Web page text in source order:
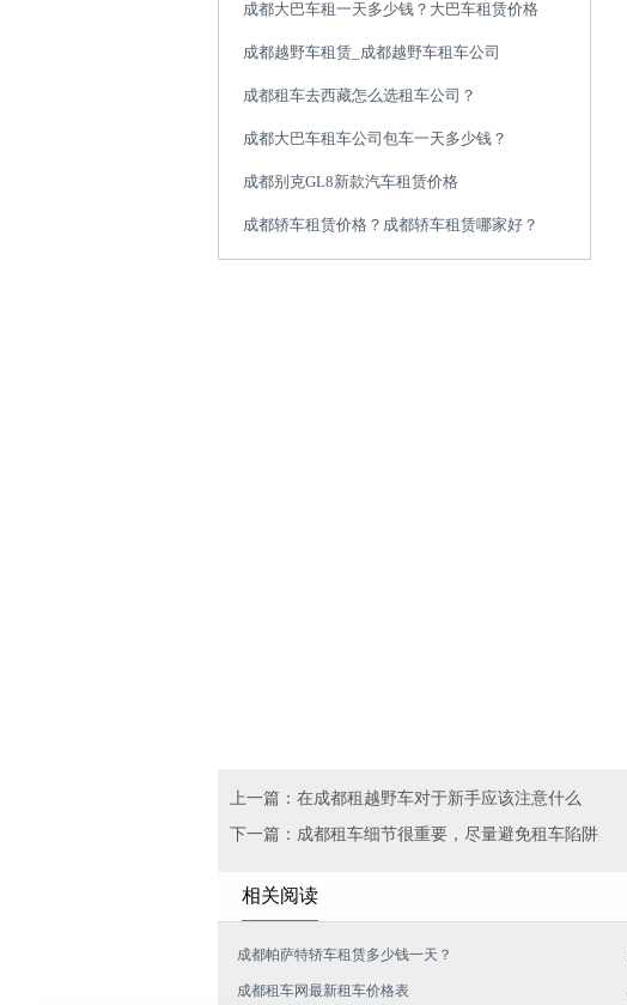
成都大巴车租一天多少钱？大巴车租赁价格
成都越野车租赁_成都越野车租车公司
成都租车去西藏怎么选租车公司？
成都大巴车租车公司包车一天多少钱？
成都别克GL8新款汽车租赁价格
成都轿车租赁价格？成都轿车租赁哪家好？
上一篇：在成都租越野车对于新手应该注意什么
下一篇：成都租车细节很重要，尽量避免租车陷阱
相关阅读
成都帕萨特轿车租赁多少钱一天？
成都租车网最新租车价格表